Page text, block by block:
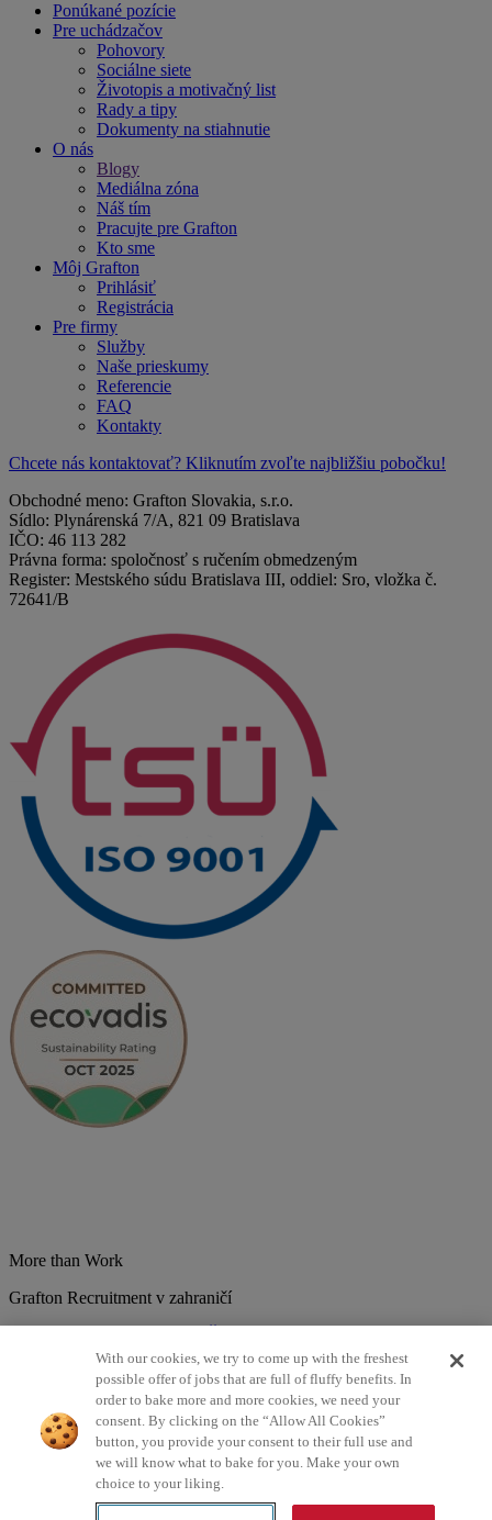
Ponúkané pozície
Pre uchádzačov
Pohovory
Sociálne siete
Životopis a motivačný list
Rady a tipy
Dokumenty na stiahnutie
O nás
Blogy
Mediálna zóna
Náš tím
Pracujte pre Grafton
Kto sme
Môj Grafton
Prihlásiť
Registrácia
Pre firmy
Služby
Naše prieskumy
Referencie
FAQ
Kontakty
Chcete nás kontaktovať? Kliknutím zvoľte najbližšiu pobočku!
Obchodné meno: Grafton Slovakia, s.r.o.
Sídlo: Plynárenská 7/A, 821 09 Bratislava
IČO: 46 113 282
Právna forma: spoločnosť s ručením obmedzeným
Register: Mestského súdu Bratislava III, oddiel: Sro, vložka č.
72641/B
More than Work
Grafton Recruitment v zahraničí
Francúzsko Holandsko India Kolumbia Litva Lotyšsko
Mexiko Nemecko Nórsko Poľsko Portugalsko
Slovensko Španielsko Srbsko Švajčiarsko Taliansko
Turecko Veľká Británia
©2026 Všetky práva vyhradené Grafton Recruitment
Zásady spracovania osobných údajov
Digitálna dostupnosť
With our cookies, we try to come up with the freshest
possible offer of jobs that are full of fluffy benefits. In
order to bake more and more cookies, we need your
consent. By clicking on the “Allow All Cookies”
button, you provide your consent to their full use and
we will know what to bake for you. Make your own
choice to your liking.